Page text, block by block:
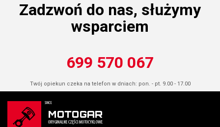
Zadzwoń do nas, służymy
wsparciem
699 570 067
Twój opiekun czeka na telefon w dniach: pon. - pt. 9.00 - 17.00